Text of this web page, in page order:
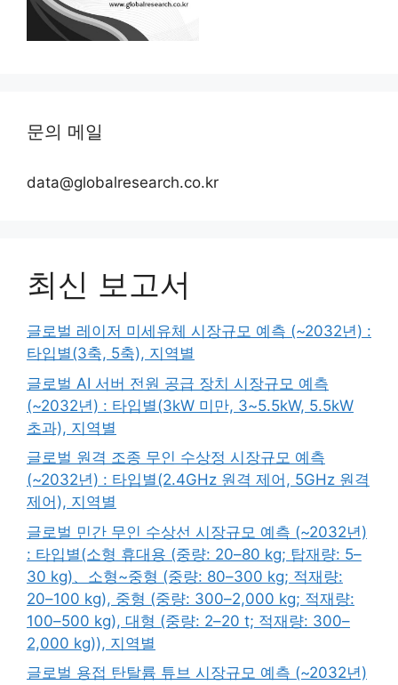
문의 메일
data@globalresearch.co.kr
최신 보고서
글로벌 레이저 미세유체 시장규모 예측 (~2032년) :
타입별(3축, 5축), 지역별
글로벌 AI 서버 전원 공급 장치 시장규모 예측
(~2032년) : 타입별(3kW 미만, 3~5.5kW, 5.5kW
초과), 지역별
글로벌 원격 조종 무인 수상정 시장규모 예측
(~2032년) : 타입별(2.4GHz 원격 제어, 5GHz 원격
제어), 지역별
글로벌 민간 무인 수상선 시장규모 예측 (~2032년)
: 타입별(소형 휴대용 (중량: 20–80 kg; 탑재량: 5–
30 kg)、소형~중형 (중량: 80–300 kg; 적재량:
20–100 kg), 중형 (중량: 300–2,000 kg; 적재량:
100–500 kg), 대형 (중량: 2–20 t; 적재량: 300–
2,000 kg)), 지역별
글로벌 용접 탄탈륨 튜브 시장규모 예측 (~2032년)